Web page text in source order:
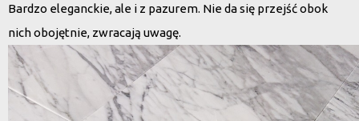
Bardzo eleganckie, ale i z pazurem. Nie da się przejść obok
nich obojętnie, zwracają uwagę.